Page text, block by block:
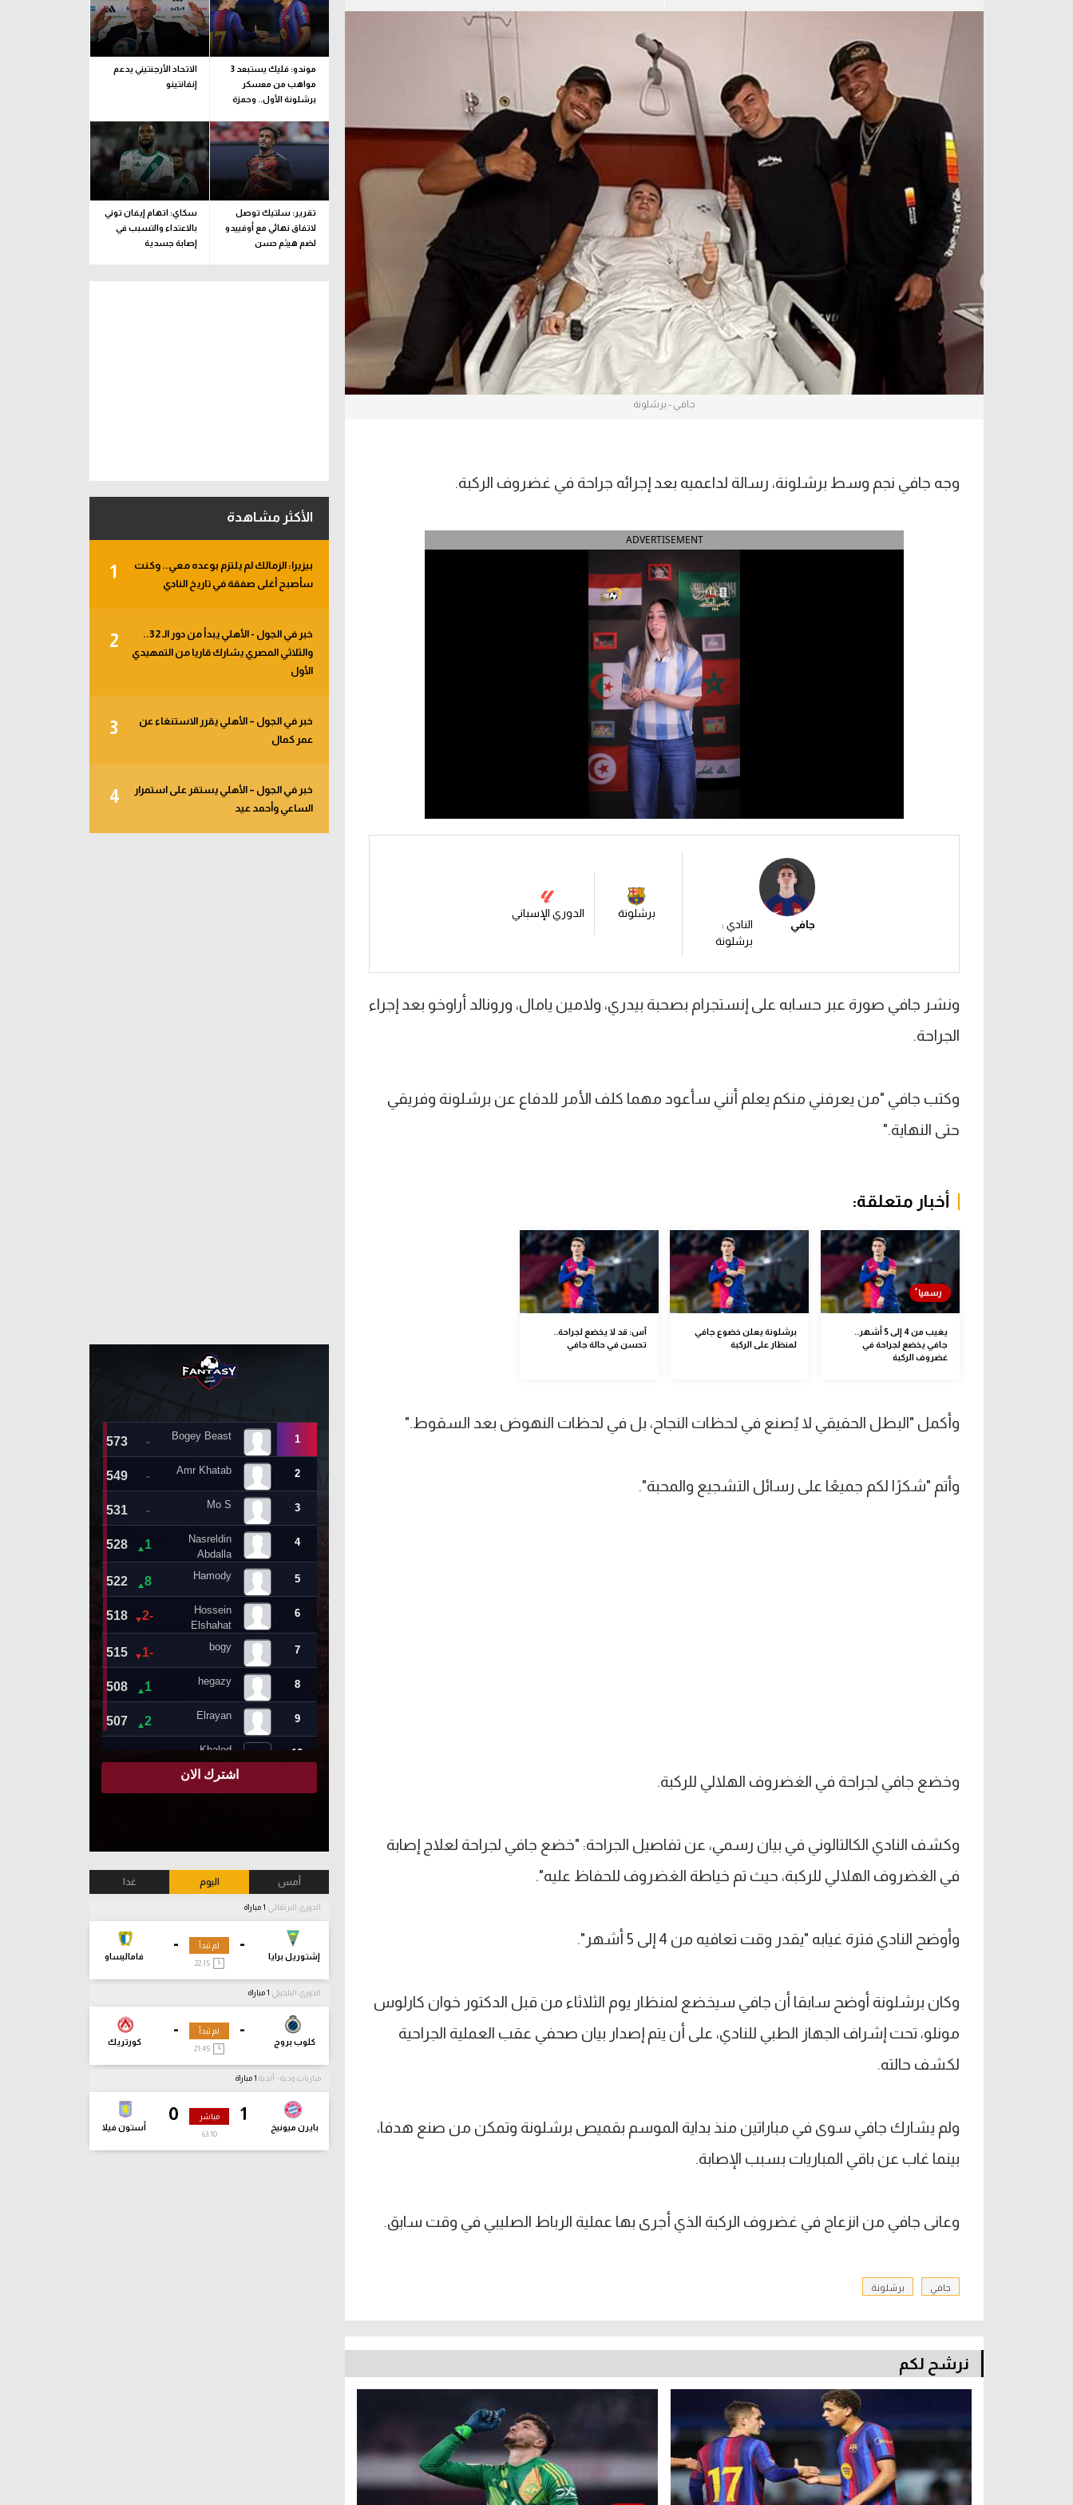
ركن الألعاب
الدوري السعودي للمحترفين
دوري أبطال أوروبا
دوري أبطال إفريقيا
كل البطولات
دوري أبطال أوروبا
رياضات أخرى
آسيا
جافي - برشلونة
وجه جافي نجم وسط برشلونة، رسالة لداعميه بعد إجرائه جراحة في غضروف الركبة.
ADVERTISEMENT
جافي
النادي :
برشلونة
برشلونة الدوري الإسباني
ونشر جافي صورة عبر حسابه على إنستجرام بصحبة بيدري، ولامين يامال، ورونالد أراوخو بعد إجراء
الجراحة.
وكتب جافي "من يعرفني منكم يعلم أنني سأعود مهما كلف الأمر للدفاع عن برشلونة وفريقي
حتى النهاية."
أخبار متعلقة:
يغيب من 4 إلى 5 أشهر..
جافي يخضع لجراحة في
غضروف الركبة
برشلونة يعلن خضوع جافي
لمنظار على الركبة
آس: قد لا يخضع لجراحة..
تحسن في حالة جافي
وأكمل "البطل الحقيقي لا يُصنع في لحظات النجاح، بل في لحظات النهوض بعد السقوط."
وأتم "شكرًا لكم جميعًا على رسائل التشجيع والمحبة".
وخضع جافي لجراحة في الغضروف الهلالي للركبة.
وكشف النادي الكالتالوني في بيان رسمي، عن تفاصيل الجراحة: "خضع جافي لجراحة لعلاج إصابة
في الغضروف الهلالي للركبة، حيث تم خياطة الغضروف للحفاظ عليه".
وأوضح النادي فترة غيابه "يقدر وقت تعافيه من 4 إلى 5 أشهر".
وكان برشلونة أوضح سابقا أن جافي سيخضع لمنظار يوم الثلاثاء من قبل الدكتور خوان كارلوس
مونلو، تحت إشراف الجهاز الطبي للنادي، على أن يتم إصدار بيان صحفي عقب العملية الجراحية
لكشف حالته.
ولم يشارك جافي سوى في مباراتين منذ بداية الموسم بقميص برشلونة وتمكن من صنع هدفا،
بينما غاب عن باقي المباريات بسبب الإصابة.
وعانى جافي من انزعاج في غضروف الركبة الذي أجرى بها عملية الرباط الصليبي في وقت سابق.
جافي برشلونة
نرشح لكم
موندو: فليك يستبعد 3
مواهب من معسكر
برشلونة الأول.. وحمزة
الاتحاد الأرجنتيني يدعم
إنفانتينو
تقرير: سلتيك توصل
لاتفاق نهائي مع أوفييدو
لضم هيثم حسن
سكاي: اتهام إيفان توني
بالاعتداء والتسبب في
إصابة جسدية
الأكثر مشاهدة
1
بيزيرا: الزمالك لم يلتزم بوعده معي.. وكنت
سأصبح أغلى صفقة في تاريخ النادي
2
خبر في الجول - الأهلي يبدأ من دور الـ 32..
والثلاثي المصري يشارك قاريا من التمهيدي
الأول
3
خبر في الجول – الأهلي يقرر الاستنغاء عن
عمر كمال
4
خبر في الجول – الأهلي يستقر على استمرار
الساعي وأحمد عيد
أمس اليوم غدا
الدوري البرتغالي
-
إشتوريل برايا
-
فاماليساو
لم تبدأ
22:15
الدوري البلجيكي
-
كلوب بروج
-
كورتريك
لم تبدأ
مباريات ودية - أندية
1
بايرن ميونيخ
0
أستون فيلا
مباشر
63:12